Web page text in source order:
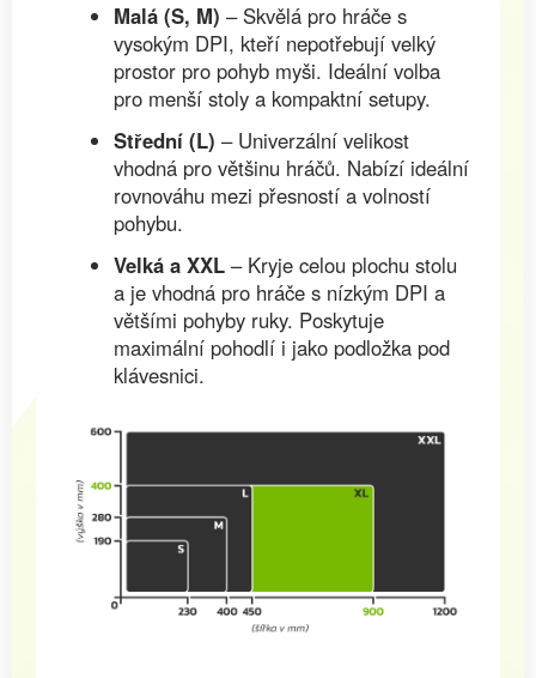
Malá (S, M) – Skvělá pro hráče s
vysokým DPI, kteří nepotřebují velký
prostor pro pohyb myši. Ideální volba
pro menší stoly a kompaktní setupy.
Střední (L) – Univerzální velikost
vhodná pro většinu hráčů. Nabízí ideální
rovnováhu mezi přesností a volností
pohybu.
Velká a XXL – Kryje celou plochu stolu
a je vhodná pro hráče s nízkým DPI a
většími pohyby ruky. Poskytuje
maximální pohodlí i jako podložka pod
klávesnici.